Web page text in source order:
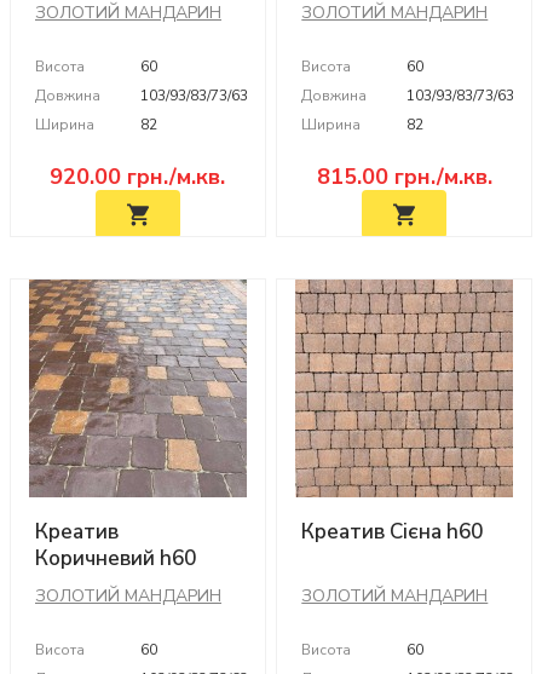
ЗОЛОТИЙ МАНДАРИН
Висота
60
Довжина
103/93/83/73/63
Ширина
82
920.00 грн./м.кв.
ЗОЛОТИЙ МАНДАРИН
Висота
60
Довжина
103/93/83/73/63
Ширина
82
815.00грн./м.кв.
Креатив
Коричневий h60
ЗОЛОТИЙ МАНДАРИН
Висота
60
Креатив Сієна h60
ЗОЛОТИЙ МАНДАРИН
Висота
60